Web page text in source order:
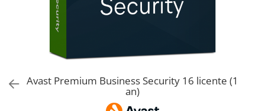
AVAST Driver Updater
AVAST SecureLine VPN
AVAST AntiTrack Premium
Avast Premium Business Security 16 licente (1
an)